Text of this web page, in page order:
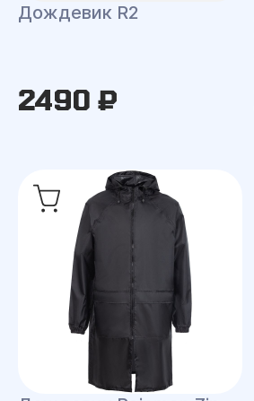
Дождевик R2
2490 ₽